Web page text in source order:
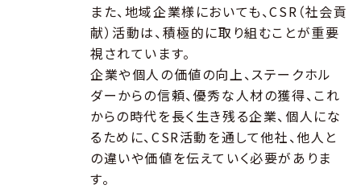
また、地域企業様においても、CSR（社会貢
献）活動は、積極的に取り組むことが重要
視されています。
企業や個人の価値の向上、ステークホル
ダーからの信頼、優秀な人材の獲得、これ
からの時代を長く生き残る企業、個人にな
るために、CSR活動を通して他社、他人と
の違いや価値を伝えていく必要がありま
す。